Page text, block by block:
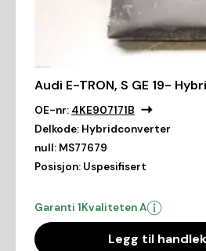
Audi E-TRON, S GE 19-
OE-nr: 4KE907171B
Delkode: Hybridconverter
null: MS77679
Posisjon: Uspesifisert
Garanti 1Kvaliteten A
Legg til